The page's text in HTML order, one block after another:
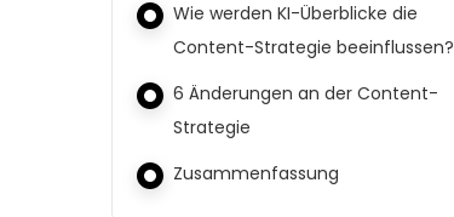
Wie werden KI-Überblicke die
Content-Strategie beeinflussen?
6 Änderungen an der Content-
Strategie
Zusammenfassung